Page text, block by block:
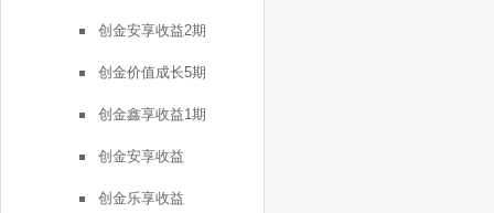
创金安享收益2期
创金价值成长5期
创金鑫享收益1期
创金安享收益
创金乐享收益